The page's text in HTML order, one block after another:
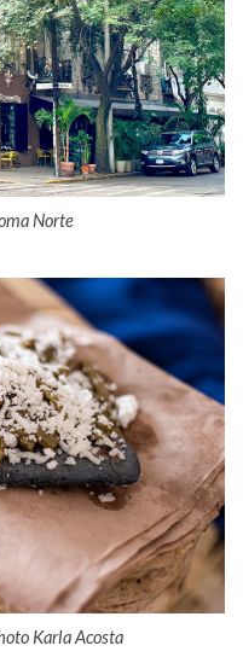
Norte
Karla Acosta